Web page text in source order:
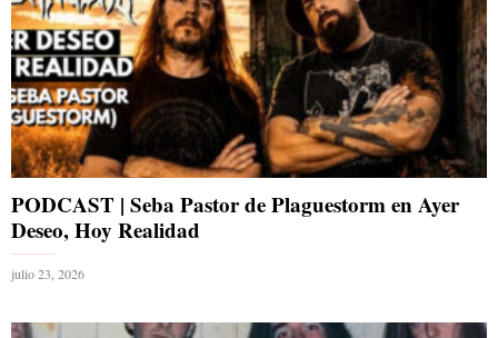
PODCAST | Seba Pastor de Plaguestorm en Ayer
Deseo, Hoy Realidad
julio 23, 2026